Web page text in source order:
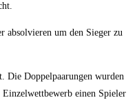
absolvieren um den Sieger zu
Die Doppelpaarungen wurden
Einzelwettbewerb einen Spieler